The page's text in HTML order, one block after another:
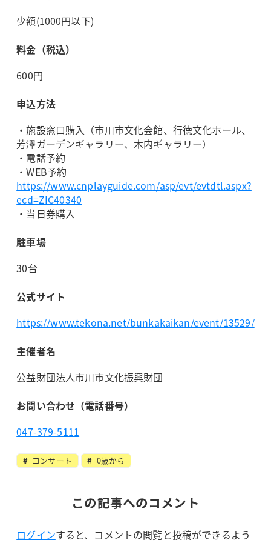
少額(1000円以下)
料金（税込）
600円
申込方法
・施設窓口購入（市川市文化会館、行徳文化ホール、
芳澤ガーデンギャラリー、木内ギャラリー）
・電話予約
・WEB予約
https://www.cnplayguide.com/asp/evt/evtdtl.aspx?
ecd=ZIC40340
・当日券購入
駐車場
30台
公式サイト
https://www.tekona.net/bunkakaikan/event/13529/
主催者名
公益財団法人市川市文化振興財団
お問い合わせ（電話番号）
047-379-5111
コンサート 0歳から
この記事へのコメント
ログインすると、コメントの閲覧と投稿ができるよう